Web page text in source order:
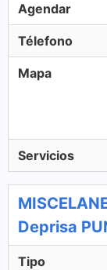
Agendar
Télefono
Mapa
Servicios
Deprisa
Tipo